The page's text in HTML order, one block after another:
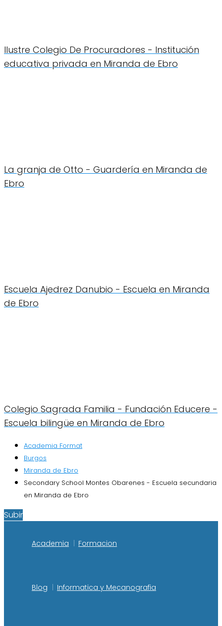
Ilustre Colegio De Procuradores - Institución
educativa privada en Miranda de Ebro
La granja de Otto - Guardería en Miranda de
Ebro
Escuela Ajedrez Danubio - Escuela en Miranda
de Ebro
Colegio Sagrada Familia - Fundación Educere -
Escuela bilingüe en Miranda de Ebro
Academia Format
Burgos
Miranda de Ebro
Secondary School Montes Obarenes - Escuela secundaria
en Miranda de Ebro
Subir
Academia Formacion
Blog Informatica y Mecanografia